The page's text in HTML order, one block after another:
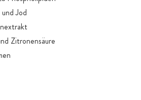
Jod
Zitronensäure